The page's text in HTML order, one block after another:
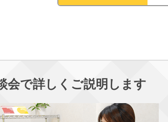
会で詳しくご説明します